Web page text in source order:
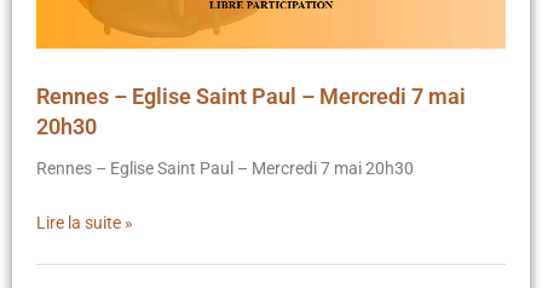
Rennes – Eglise Saint Paul – Mercredi 7 mai
20h30
Rennes – Eglise Saint Paul – Mercredi 7 mai 20h30
Lire la suite »